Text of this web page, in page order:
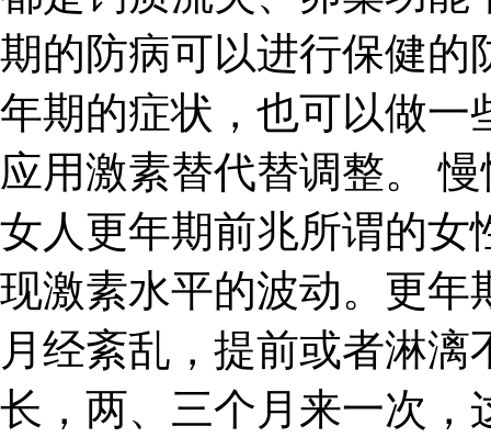
期的防病可以进行保健的
年期的症状，也可以做一
应用激素替代替调整。
女人更年期前兆所谓的女
现激素水平的波动。更年
月经紊乱，提前或者淋
长，两、三个月来一次，